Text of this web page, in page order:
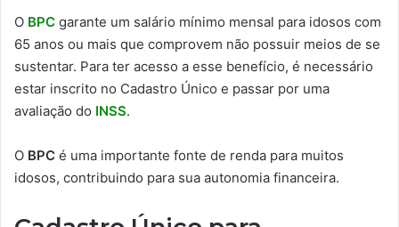
O BPC garante um salário mínimo mensal para idosos com
65 anos ou mais que comprovem não possuir meios de se
sustentar. Para ter acesso a esse benefício, é necessário
estar inscrito no Cadastro Único e passar por uma
avaliação do INSS.
O BPC é uma importante fonte de renda para muitos
idosos, contribuindo para sua autonomia financeira.